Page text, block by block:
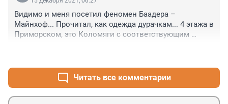
Видимо и меня посетил феномен Баадера –
Майнхоф... Прочитал, как одежда дурачкам... 4 этажа в
Приморском, это Коломяги с соответствующим
раз бизнес-конфликт.Читать все комментарии